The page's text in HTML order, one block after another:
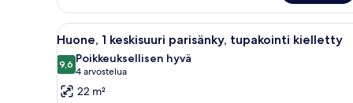
1
suuri
parisänky,
tupakointi
kielletty
Avaa
kaikki
huonetyypin
Huone,
Hotellihuone, jossa on suuri
6
Huone, 1 keskisuuri parisänky, tupakointi kielletty
9,69,6 kautta 10
Poikkeuksellisen hyvä
4 arvostelua
(4
arvostelua)
22 m²